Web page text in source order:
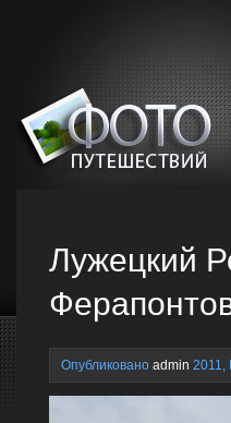
Лужецкий
Опубликовано admin 2011,